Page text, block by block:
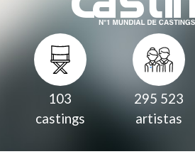
103
castings
295 523
artistas